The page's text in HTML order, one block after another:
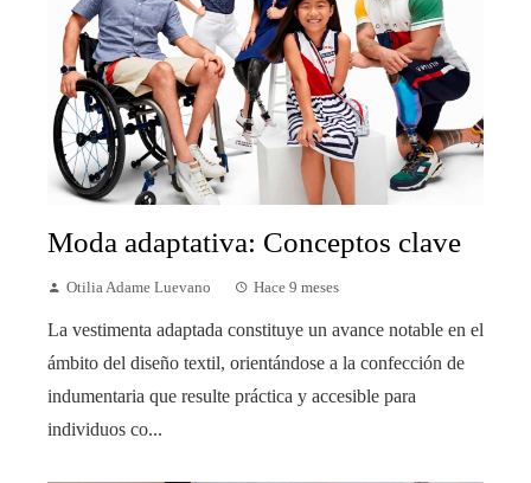
Moda adaptativa: Conceptos clave
Otilia Adame Luevano Hace 9 meses
La vestimenta adaptada constituye un avance notable en el
ámbito del diseño textil, orientándose a la confección de
indumentaria que resulte práctica y accesible para
individuos co...